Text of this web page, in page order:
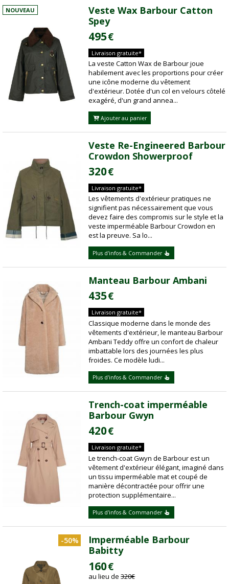
NOUVEAU
Veste Wax Barbour Catton
Spey
495€
Livraison gratuite*
La veste Catton Wax de Barbour joue
habilement avec les proportions pour créer
une icône moderne du vêtement
d'extérieur. Dotée d'un col en velours côtelé
exagéré, d'un grand annea...
Ajouter au panier
Veste Re-Engineered Barbour
Crowdon Showerproof
320€
Livraison gratuite*
Les vêtements d'extérieur pratiques ne
signifient pas nécessairement que vous
devez faire des compromis sur le style et la
veste imperméable Barbour Crowdon en
est la preuve. Sa lo...
Plus d'infos & Commander
Manteau Barbour Ambani
435€
Livraison gratuite*
Classique moderne dans le monde des
vêtements d'extérieur, le manteau Barbour
Ambani Teddy offre un confort de chaleur
imbattable lors des journées les plus
froides. Ce modèle ludi...
Plus d'infos & Commander
Trench-coat imperméable
Barbour Gwyn
420€
Livraison gratuite*
Le trench-coat Gwyn de Barbour est un
vêtement d'extérieur élégant, imaginé dans
un tissu imperméable mat et coupé de
manière décontractée pour offrir une
protection supplémentaire...
Plus d'infos & Commander
-50%
Imperméable Barbour
Babitty
160€
au lieu de320€